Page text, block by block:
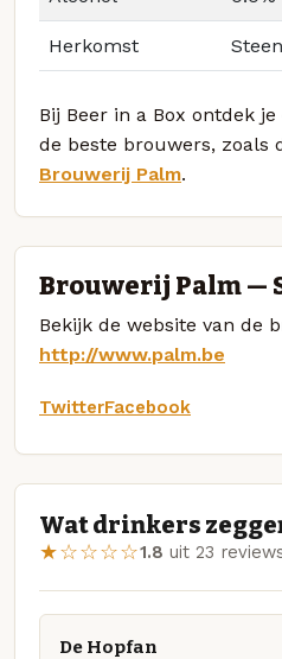
Herkomst
Bij Beer in a Box ontdek
de beste brouwers, zoals
Brouwerij Palm.
Brouwerij Palm —
Bekijk de website van de
http://www.palm.be
TwitterFacebook
Wat drinkers
★☆☆☆☆1.8 uit 23
De Hopfan